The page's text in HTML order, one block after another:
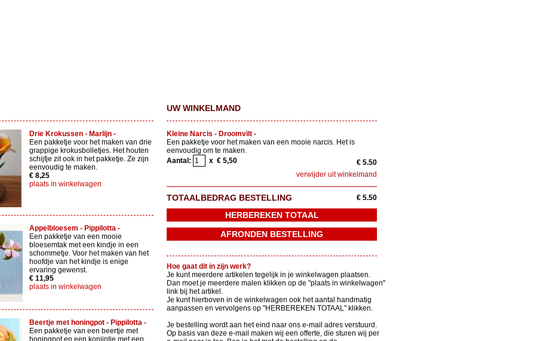
Drie Krokussen - Marlijn -
Een pakketje voor het maken van drie
grappige krokusbolletjes. Het houten
schijfje zit ook in het pakketje. Ze zijn
eenvoudig te maken.
€ 8,25
plaats in winkelwagen
Appelbloesem - Pippilotta -
Een pakketje van een mooie
bloesemtak met een kindje in een
schommetje. Voor het maken van het
hoofdje van het kindje is enige
ervaring gewenst.
€ 11,95
plaats in winkelwagen
Beertje met honingpot - Pippilotta -
Een pakketje van een beertje met
honingpot en een konijntje met een
UW WINKELMAND
Kleine Narcis - Droomvilt -
Een pakketje voor het maken van een mooie narcis. Het is
eenvoudig om te maken.
Aantal:
x € 5,50
€ 5.50
verwijder uit winkelmand
TOTAALBEDRAG BESTELLING € 5.50
Hoe gaat dit in zijn werk?
Je kunt meerdere artikelen tegelijk in je winkelwagen plaatsen.
Dan moet je meerdere malen klikken op de "plaats in winkelwagen"
link bij het artikel.
Je kunt hierboven in de winkelwagen ook het aantal handmatig
aanpassen en vervolgens op "HERBEREKEN TOTAAL" klikken.
Je bestelling wordt aan het eind naar ons e-mail adres verstuurd.
Op basis van deze e-mail maken wij een offerte, die sturen wij per